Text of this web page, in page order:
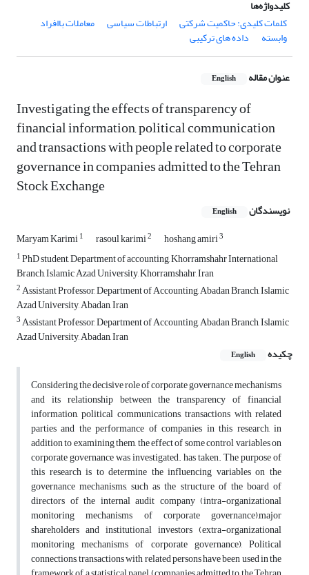
کلیدواژه‌ها
کلمات کلیدی: حاکمیت شرکتی
ارتباطات سیاسی معاملات باافراد
وابسته داده های ترکیبی
عنوان مقاله English
Investigating the effects of transparency of
financial information, political communication
and transactions with people related to corporate
governance in companies admitted to the Tehran
Stock Exchange
نویسندگان English
Maryam Karimi1 rasoul karimi2 hoshang amiri3
1PhD student, Department of accounting, Khorramshahr International
Branch, Islamic Azad University, Khorramshahr, Iran
2Assistant Professor, Department of Accounting, Abadan Branch, Islamic
Azad University, Abadan, Iran
3Assistant Professor, Department of Accounting, Abadan Branch, Islamic
Azad University, Abadan, Iran
چکیده
English
Considering the decisive role of corporate governance mechanisms
and its relationship between the transparency of financial
information, political communications, transactions with related
parties and the performance of companies in this research, in
addition to examining them, the effect of some control variables on
corporate governance was investigated. has taken. The purpose of
this research is to determine the influencing variables on the
governance mechanisms, such as the structure of the board of
directors of the internal audit company (intra-organizational
monitoring mechanisms of corporate governance),‌major
shareholders and institutional investors (extra-organizational
monitoring mechanisms of corporate governance), Political
connections, transactions with related persons have been used in the